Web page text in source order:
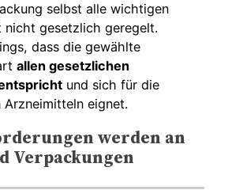
selbst alle wichtigen
nicht gesetzlich geregelt.
dass die gewählte
allen gesetzlichen
und sich für die
eignet.
werden an
Verpackungen